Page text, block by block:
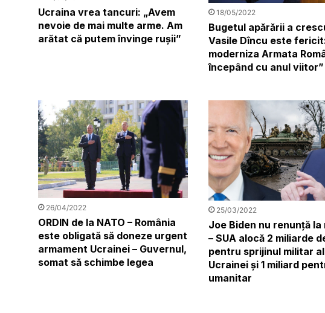
Ucraina vrea tancuri: „Avem
nevoie de mai multe arme. Am
arătat că putem învinge rușii”
18/05/2022
Bugetul apărării a
Vasile Dîncu este
moderniza Armata
începând cu anul viitor”
26/04/2022
ORDIN de la NATO – România
este obligată să doneze urgent
armament Ucrainei – Guvernul,
somat să schimbe legea
25/03/2022
Joe Biden nu renunță la
– SUA alocă 2 miliarde
pentru sprijinul militar al
Ucrainei și 1 miliard
umanitar